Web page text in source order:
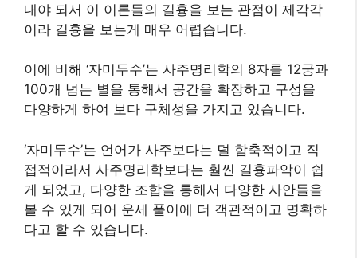
내야 되서 이 이론들의 길흉을 보는 관점이 제각각
이라 길흉을 보는게 매우 어렵습니다.
이에 비해 ‘자미두수’는 사주명리학의 8자를 12궁과
100개 넘는 별을 통해서 공간을 확장하고 구성을
다양하게 하여 보다 구체성을 가지고 있습니다.
‘자미두수’는 언어가 사주보다는 덜 함축적이고 직
접적이라서 사주명리학보다는 훨씬 길흉파악이 쉽
게 되었고, 다양한 조합을 통해서 다양한 사안들을
볼 수 있게 되어 운세 풀이에 더 객관적이고 명확하
다고 할 수 있습니다.